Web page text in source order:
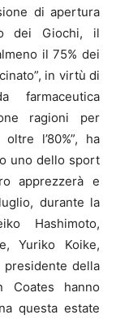
di apertura
dei Giochi, il
il 75% dei
in virtù di
farmaceutica
ragioni per
l’80%”, ha
uno dello sport
apprezzerà e
durante la
Hashimoto,
Yuriko Koike,
della
Coates hanno
questa estate